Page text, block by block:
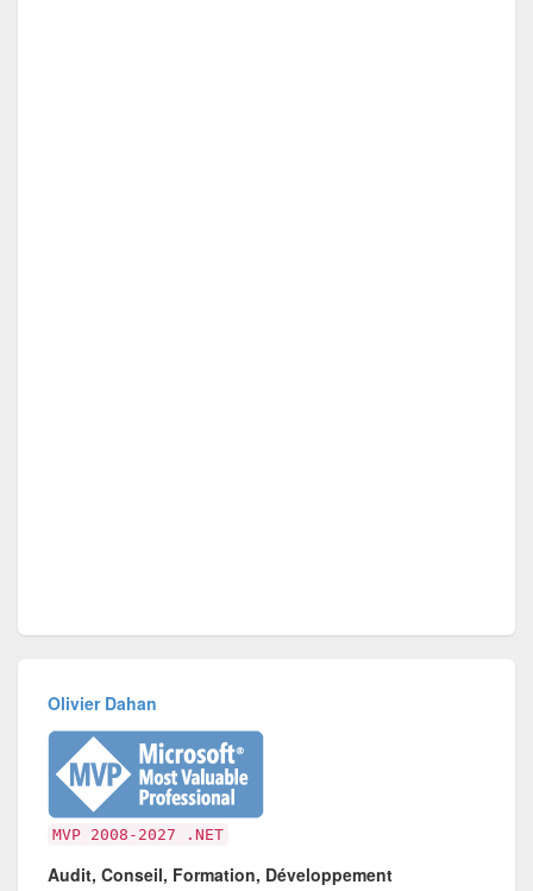
Olivier Dahan
MVP 2008-2027 .NET
Audit, Conseil, Formation, Développement